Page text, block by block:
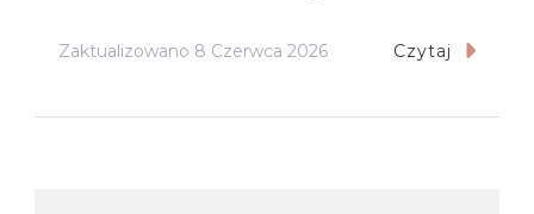
Zaktualizowano 8 Czerwca 2026 Czytaj